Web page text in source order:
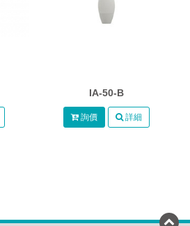
IA-50-B
詢價 詳細